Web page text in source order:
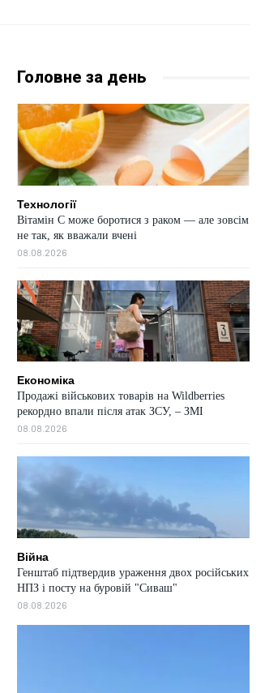
Головне за день
Технології
Вітамін C може боротися з раком — але зовсім
не так, як вважали вчені
08.08.2026
Економіка
Продажі військових товарів на Wildberries
рекордно впали після атак ЗСУ, – ЗМІ
08.08.2026
Війна
Генштаб підтвердив ураження двох російських
НПЗ і посту на буровій "Сиваш"
08.08.2026